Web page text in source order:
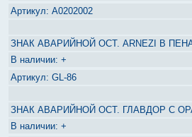
A0202002
ЗНАК АВАРИЙНОЙ ОСТ. ARNEZI В
+
GL-86
ЗНАК АВАРИЙНОЙ ОСТ. ГЛАВДОР С
+